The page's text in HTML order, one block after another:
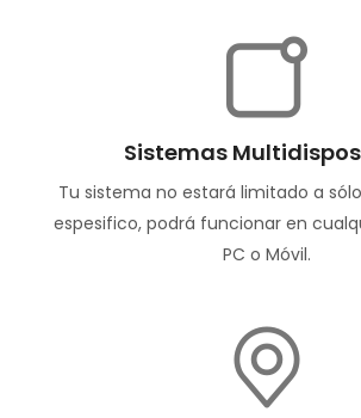
Sistemas
Tu sistema no estará limitado a
espesifico, podrá funcionar en
PC o Móvil.